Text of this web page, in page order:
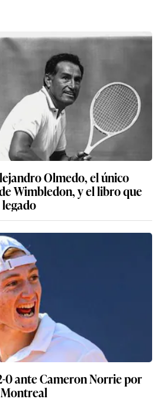
Olmedo, el único
Wimbledon, y el libro que
0 ante Cameron Norrie por